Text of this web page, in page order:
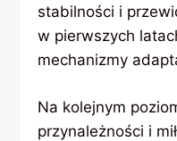
stabilności i
w pierwszych
mechanizmy
Na kolejnym
przynależności i